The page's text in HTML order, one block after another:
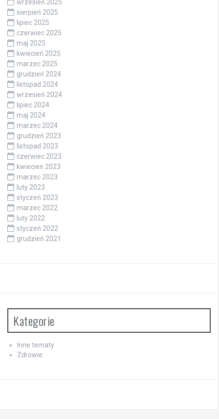
wrzesień 2025
sierpień 2025
lipiec 2025
czerwiec 2025
maj 2025
kwiecień 2025
marzec 2025
grudzień 2024
listopad 2024
wrzesień 2024
lipiec 2024
maj 2024
marzec 2024
grudzień 2023
listopad 2023
czerwiec 2023
kwiecień 2023
marzec 2023
luty 2023
styczeń 2023
marzec 2022
luty 2022
styczeń 2022
grudzień 2021
Kategorie
Inne tematy
Zdrowie